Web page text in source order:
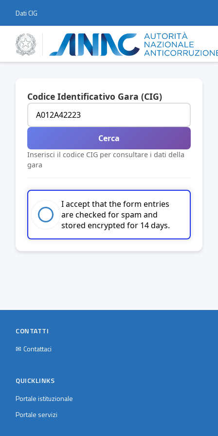
Dati CIG
Codice Identificativo Gara (CIG)
Cerca
Inserisci il codice CIG per consultare i dati della
gara
I accept that the form entries
are checked for spam and
stored encrypted for 14 days.
CONTATTI
✉ Contattaci
QUICKLINKS
Portale istituzionale
Portale servizi